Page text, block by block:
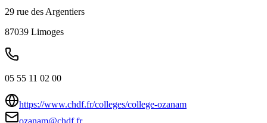
29 rue des Argentiers
87039 Limoges
05 55 11 02 00
https://www.chdf.fr/colleges/college-ozanam